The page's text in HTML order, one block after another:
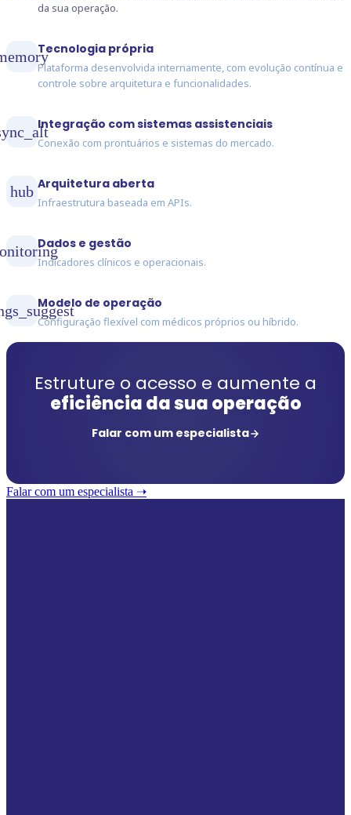
da sua operação.
Tecnologia própria
Plataforma desenvolvida internamente, com evolução contínua e
controle sobre arquitetura e funcionalidades.
Integração com sistemas assistenciais
Conexão com prontuários e sistemas do mercado.
hub Arquitetura aberta
Infraestrutura baseada em APIs.
Dados e gestão
Indicadores clínicos e operacionais.
Modelo de operação
Configuração flexível com médicos próprios ou híbrido.
Estruture o acesso e aumente a
eficiência da sua operação
Falar com um especialista
Falar com um especialista ➝‬